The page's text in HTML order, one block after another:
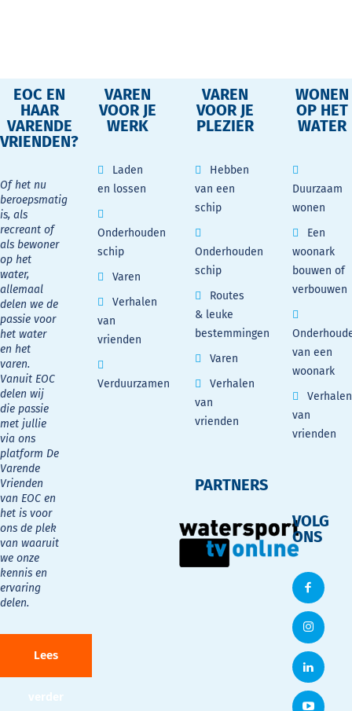
EOC EN
HAAR
VARENDE
VRIENDEN?
Of het nu
beroepsmatig
is, als
recreant of
als bewoner
op het
water,
allemaal
delen we de
passie voor
het water
en het
varen.
Vanuit EOC
delen wij
die passie
met jullie
via ons
platform De
Varende
Vrienden
van EOC en
het is voor
ons de plek
van waaruit
we onze
kennis en
ervaring
delen.
Lees
verder
VAREN
VOOR JE
WERK
Laden
en lossen
Onderhouden
schip
Varen
Verhalen
van
vrienden
Verduurzamen
VAREN
VOOR JE
PLEZIER
Hebben
van een
schip
Onderhouden
schip
Routes
& leuke
bestemmingen
Varen
Verhalen
van
vrienden
PARTNERS
WONEN
OP HET
WATER
Duurzaam
wonen
Een
woonark
bouwen of
verbouwen
van een
woonark
Verhalen
van
vrienden
VOLG
ONS